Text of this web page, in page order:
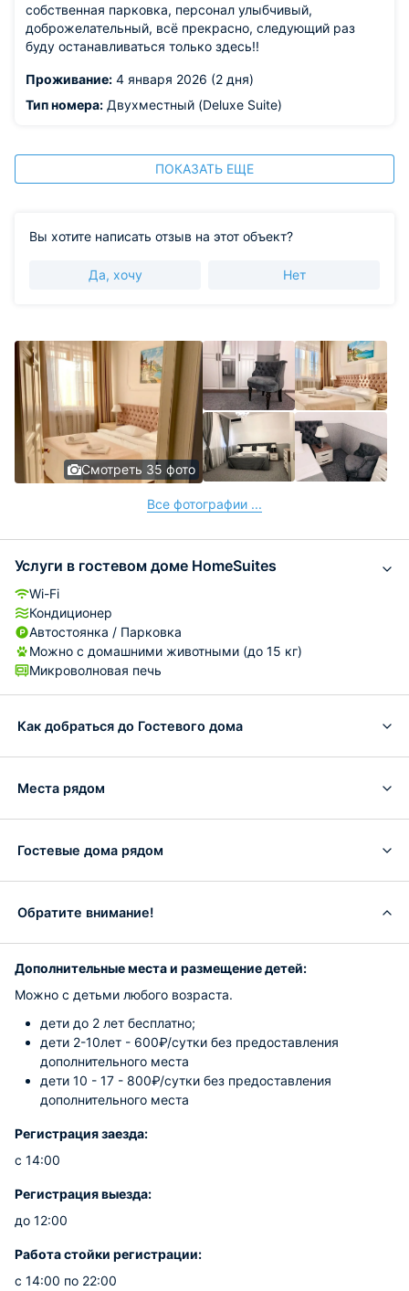
собственная парковка, персонал улыбчивый,
доброжелательный, всё прекрасно, следующий раз
буду останавливаться только здесь!!
Проживание: 4 января 2026 (2 дня)
Тип номера: Двухместный (Deluxe Suite)
ПОКАЗАТЬ ЕЩЕ
Вы хотите написать отзыв на этот объект?
Да, хочу Нет
Смотреть 35 фото
Все фотографии ...
Услуги в гостевом доме HomeSuites
Wi-Fi
Кондиционер
Автостоянка / Парковка
Можно с домашними животными (до 15 кг)
Микроволновая печь
Как добраться до Гостевого дома
Места рядом
Гостевые дома рядом
Обратите внимание!
Дополнительные места и размещение детей:
Можно с детьми любого возраста.
дети до 2 лет бесплатно;
дети 2-10лет - 600₽/сутки без предоставления
дополнительного места
дети 10 - 17 - 800₽/сутки без предоставления
дополнительного места
Регистрация заезда:
с 14:00
Регистрация выезда:
до 12:00
Работа стойки регистрации:
с 14:00 по 22:00